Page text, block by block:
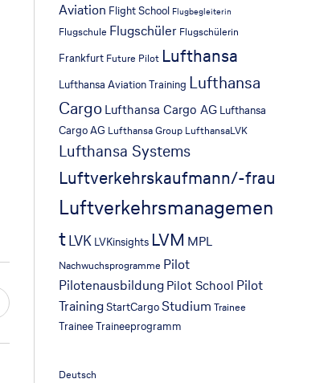
Aviation Flight School Flugbegleiterin
Flugschule Flugschüler Flugschülerin
Frankfurt Future Pilot Lufthansa
Lufthansa Aviation Training Lufthansa
CargoLufthansa Cargo AG Lufthansa
Cargo AG Lufthansa Group LufthansaLVK
Lufthansa Systems
Luftverkehrskaufmann/-frau
Luftverkehrsmanagemen
tLVK LVKinsights LVM MPL
Nachwuchsprogramme Pilot
PilotenausbildungPilot School Pilot
TrainingStartCargo Studium Trainee
TraineeTraineeprogramm
Deutsch